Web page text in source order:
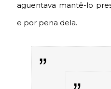
aguentava mantê-lo
e por pena dela.